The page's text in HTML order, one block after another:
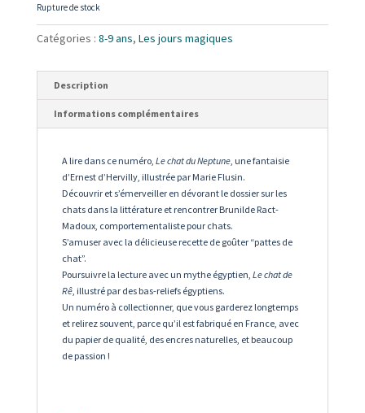
Rupture de stock
Catégories : 8-9 ans, Les jours magiques
Description
Informations complémentaires
A lire dans ce numéro, Le chat du Neptune, une fantaisie
d’Ernest d’Hervilly, illustrée par Marie Flusin.
Découvrir et s’émerveiller en dévorant le dossier sur les
chats dans la littérature et rencontrer Brunilde Ract-
Madoux, comportementaliste pour chats.
S’amuser avec la délicieuse recette de goûter “pattes de
chat”.
Poursuivre la lecture avec un mythe égyptien, Le chat de
Rê, illustré par des bas-reliefs égyptiens.
Un numéro à collectionner, que vous garderez longtemps
et relirez souvent, parce qu’il est fabriqué en France, avec
du papier de qualité, des encres naturelles, et beaucoup
de passion !